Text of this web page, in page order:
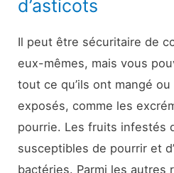
d’asticots
Il peut être sécuritaire de
eux-mêmes, mais vous
tout ce qu’ils ont mangé
exposés, comme les
pourrie. Les fruits infestés
susceptibles de pourrir et
bactéries. Parmi les autres